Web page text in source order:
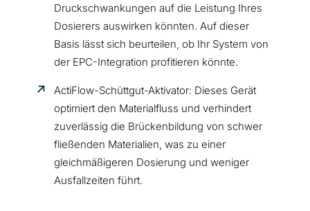
Druckschwankungen auf die Leistung Ihres
Dosierers auswirken könnten. Auf dieser
Basis lässt sich beurteilen, ob Ihr System von
der EPC-Integration profitieren könnte.
ActiFlow-Schüttgut-Aktivator: Dieses Gerät
optimiert den Materialfluss und verhindert
zuverlässig die Brückenbildung von schwer
fließenden Materialien, was zu einer
gleichmäßigeren Dosierung und weniger
Ausfallzeiten führt.